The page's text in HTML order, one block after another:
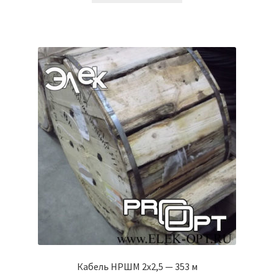
Кабель НРШМ 2х2,5 — 353 м